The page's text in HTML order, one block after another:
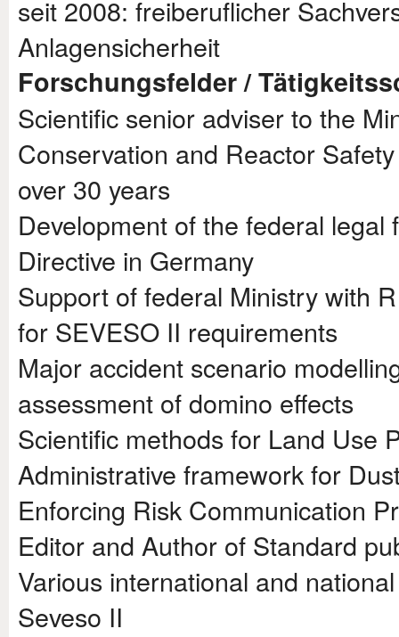
seit 2008: freiberuflicher
Anlagensicherheit
Forschungsfelder /
Scientific senior adviser to the
Conservation and Reactor
over 30 years
Development of the federal
Directive in Germany
Support of federal Ministry with
for SEVESO II requirements
Major accident scenario
assessment of domino effects
Scientific methods for Land Use
Administrative framework for
Enforcing Risk Communication
Editor and Author of Standard
Various international and
Seveso II